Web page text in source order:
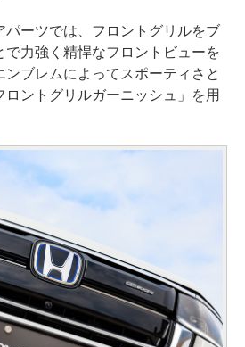
ーツでは、フロントグリルをブ
で力強く精悍なフロントビューを
ブレムによってスポーティさと
ントグリルガーニッシュ」を用